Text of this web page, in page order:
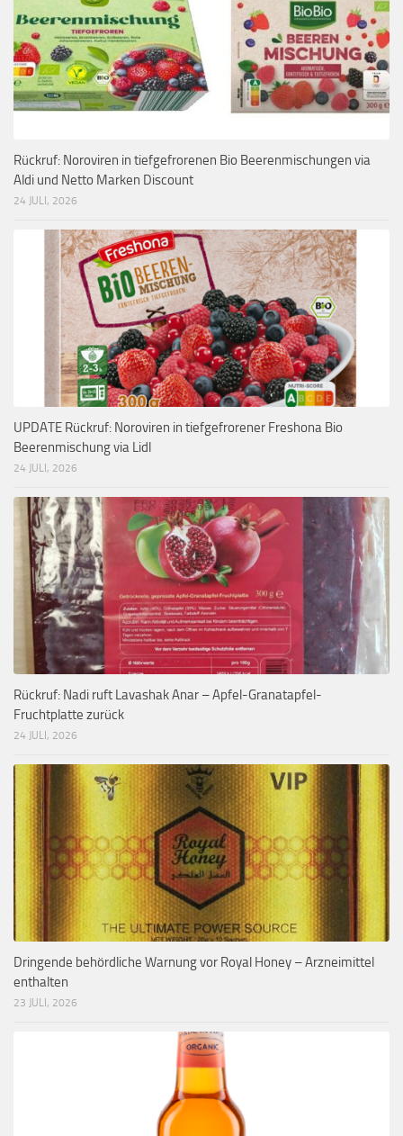
Rückruf: Noroviren in tiefgefrorenen Bio Beerenmischungen via
Aldi und Netto Marken Discount
24 JULI, 2026
UPDATE Rückruf: Noroviren in tiefgefrorener Freshona Bio
Beerenmischung via Lidl
24 JULI, 2026
Rückruf: Nadi ruft Lavashak Anar – Apfel-Granatapfel-
Fruchtplatte zurück
24 JULI, 2026
Dringende behördliche Warnung vor Royal Honey – Arzneimittel
enthalten
23 JULI, 2026